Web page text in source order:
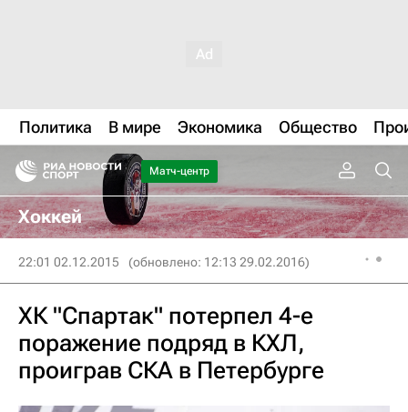
Политика В мире Экономика Общество
Матч-центр
Хоккей
22:01 02.12.2015 (обновлено: 12:13 29.02.2016)
ХК "Спартак" потерпел 4-е
поражение подряд в КХЛ,
проиграв СКА в Петербурге